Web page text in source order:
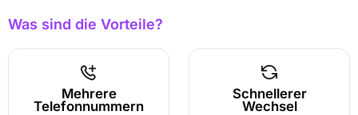
Was sind die Vorteile?
Mehrere
Telefonnummern
Schnellerer
Wechsel